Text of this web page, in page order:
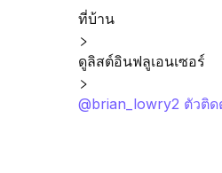
ที่บ้าน
ดูลิสต์อินฟลูเอนเซอร์
@brian_lowry2 ตัวติ